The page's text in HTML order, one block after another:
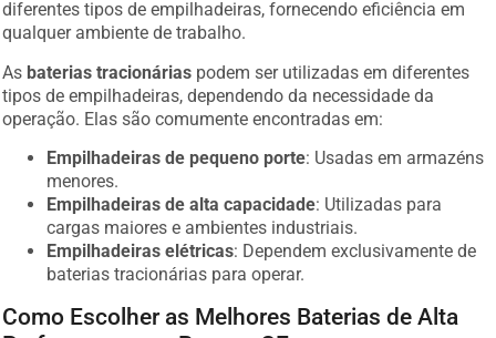
diferentes tipos de empilhadeiras, fornecendo eficiência em
qualquer ambiente de trabalho.
As baterias tracionárias podem ser utilizadas em diferentes
tipos de empilhadeiras, dependendo da necessidade da
operação. Elas são comumente encontradas em:
Empilhadeiras de pequeno porte: Usadas em armazéns
menores.
Empilhadeiras de alta capacidade: Utilizadas para
cargas maiores e ambientes industriais.
Empilhadeiras elétricas: Dependem exclusivamente de
baterias tracionárias para operar.
Como Escolher as Melhores Baterias de Alta